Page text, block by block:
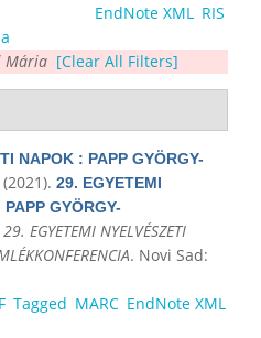
EndNote XML
RIS
Mária [Clear All Filters]
NAPOK : PAPP GYÖRGY-
(2021). 29. EGYETEMI
GYÖRGY-
29. EGYETEMI NYELVÉSZETI
. Novi Sad:
Tagged MARC EndNote XML